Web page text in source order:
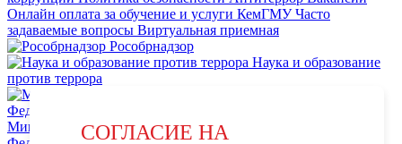
Онлайн оплата за обучение и услуги КемГМУ Часто
задаваемые вопросы Виртуальная приемная
Рособрнадзор
Наука и образование
против террора
Министерство науки и высшего образования Российской
СОГЛАСИЕ НА